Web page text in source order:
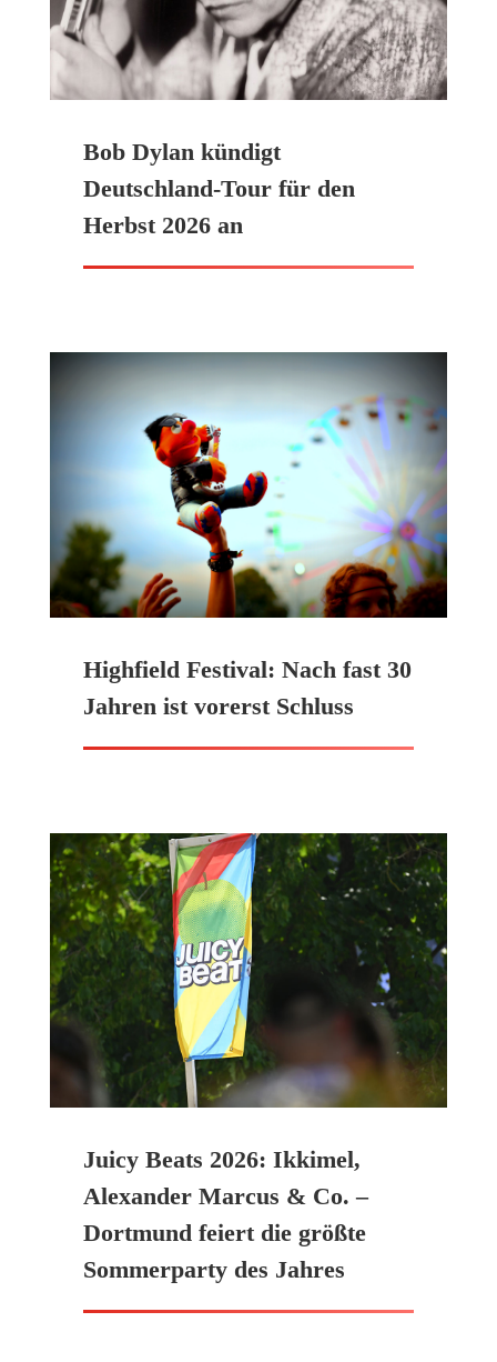
Bob Dylan kündigt
Deutschland-Tour für den
Herbst 2026 an
Highfield Festival: Nach fast 30
Jahren ist vorerst Schluss
Juicy Beats 2026: Ikkimel,
Alexander Marcus & Co. –
Dortmund feiert die größte
Sommerparty des Jahres